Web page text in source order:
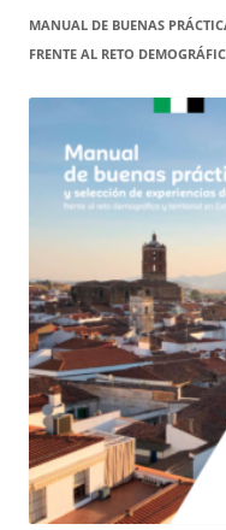
MANUAL DE BUENAS
FRENTE AL RETO